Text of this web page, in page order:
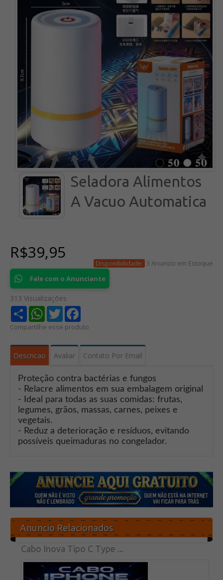
Seladora Alimentos
A Vacuo Automatica
R$39,95
: Disponibilidade: 3 Anuncio em Estoque
Fale com o Anunciante
313 Visualizações
Share WhatsApp
Twitter
Compartilhe esse produto
Descricao Avaliar Contato Por Email
Proteção contra bactérias e fungos
- Relacre alimentos em sua embalagem original
- Ideal para todas as suas comidas: frutas,
legumes, grãos, massas, carnes, peixes e
vegetais.
- Reduz a deterioração e resíduos, evitando
possíveis queimaduras no congelador.
Anuncio Relacionados
Cabo Inova Tipo C Type ...